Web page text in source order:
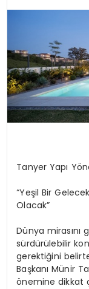
Tanyer Yapı
“Yeşil Bir
Olacak”
Dünya mirasını
sürdürülebilir
gerektiğini
Başkanı Münir
önemine dikkat